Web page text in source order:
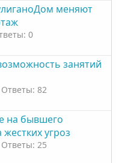
меняют
0
занятий
Ответы: 82
на бывшего
угроз
Ответы: 25